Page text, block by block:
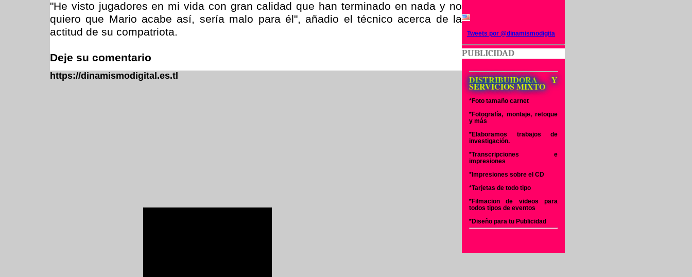
"He visto jugadores en mi vida con gran calidad que han terminado en nada y no
quiero que Mario acabe así, sería malo para él", añadio el técnico acerca de la
actitud de su compatriota.
Deje su comentario
Tweets por @dinamismodigita
PUBLICIDAD
DISTRIBUIDORA Y
SERVICIOS MIXTO
*Foto tamaño carnet
*Fotografía, montaje, retoque
y más
*Elaboramos trabajos de
investigación.
*Transcripciones e
impresiones
*Impresiones sobre el CD
*Tarjetas de todo tipo
*Filmacion de videos para
todos tipos de eventos
*Diseño para tu Publicidad
https://dinamismodigital.es.tl